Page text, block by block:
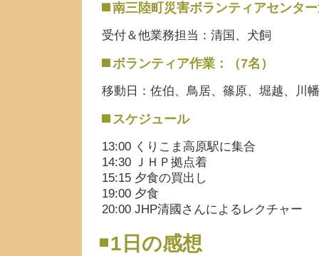
南三陸町災害ボランティアセンタ
受付＆他業務担当：清国、犬飼
ボランティア作業：（7名）
移動日：佐伯、鳥居、篠原、堀越、川
スケジュール
13:00 くりこま高原駅に集合
14:30 ＪＨＰ拠点着
15:15 夕食の買出し
19:00 夕食
20:00 JHP清國さんによるレクチャー
1日の感想